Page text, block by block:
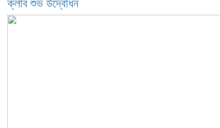
ক্লাব শুভ উদ্বোধন